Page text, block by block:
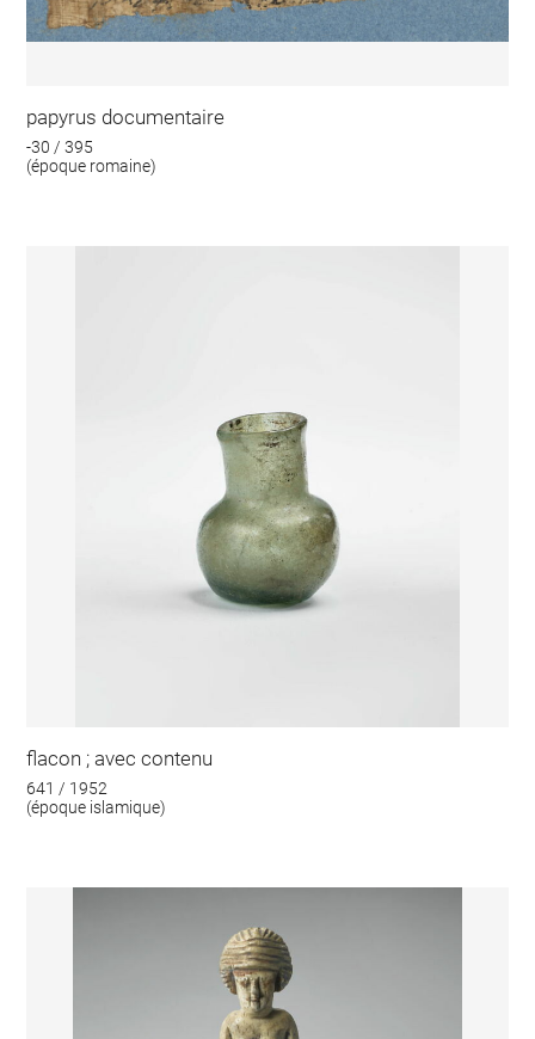
papyrus documentaire
-30 / 395
(époque romaine)
flacon ; avec contenu
641 / 1952
(époque islamique)